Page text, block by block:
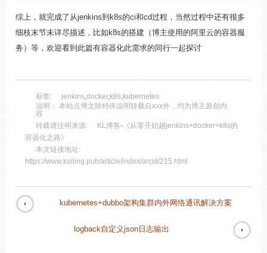
综上，就完成了从jenkins到k8s的ci和cd过程，当然过程中还有很多
细枝末节未详尽描述，比如k8s的搭建（博主使用的阿里云的容器服
务）等，欢迎看到此篇有容器化此需求的同行一起探讨
标签: jenkins,docker,k8s,kubernetes
说明： 本站点博文除特殊说明转载自xxx外，均为博主原创内
容
转载请注明来源:
KL博客- 《从零开始趟jenkins+docker+k8s的
容器化之路》
本文链接地址:
https://www.kailing.pub/article/index/arcid/215.html
kubernetes+dubbo架构集群内外网络通讯解决方案
logback自定义json日志输出